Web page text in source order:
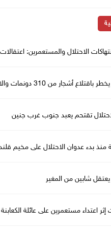
الاحتلال والمستعمرين:
أشجار من 310 دونمات والاستيلاء على 3.5 دونم جنوب جنين
تقتحم يعبد جنوب غرب جنين
يعتقل شابين من المغير